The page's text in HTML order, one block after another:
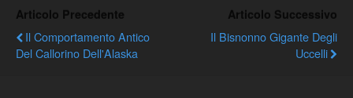
Articolo Precedente
Il Comportamento Antico
Del Callorino Dell'Alaska
Articolo Successivo
Il Bisnonno Gigante Degli
Uccelli